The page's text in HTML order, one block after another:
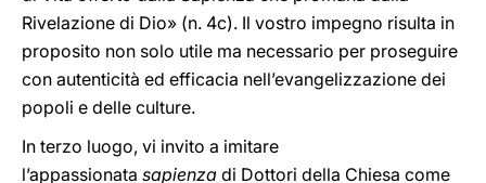
Rivelazione di Dio» (n. 4c). Il vostro impegno risulta in
proposito non solo utile ma necessario per proseguire
con autenticità ed efficacia nell’evangelizzazione dei
popoli e delle culture.
In terzo luogo, vi invito a imitare
l’appassionata sapienza di Dottori della Chiesa come